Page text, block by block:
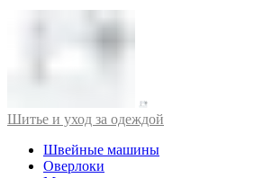
Шитье и уход за одеждой
Швейные машины
Оверлоки